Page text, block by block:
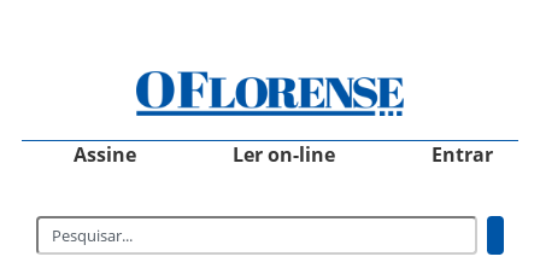
Assine Ler on-line Entrar